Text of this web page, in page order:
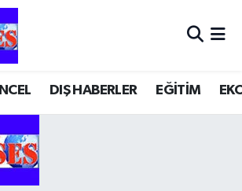
DIŞ HABERLER EĞİTİM